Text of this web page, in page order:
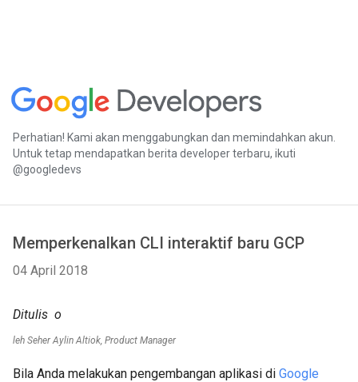
Perhatian! Kami akan menggabungkan dan memindahkan akun.
Untuk tetap mendapatkan berita developer terbaru, ikuti
@googledevs
Memperkenalkan CLI interaktif baru GCP
04 April 2018
Ditulis o
leh Seher Aylin Altiok, Product Manager
Bila Anda melakukan pengembangan aplikasi di Google